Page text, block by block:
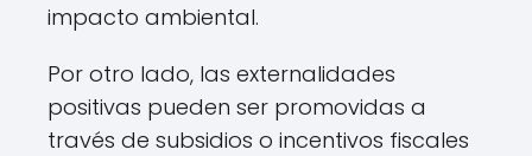
impacto ambiental.
Por otro lado, las externalidades
positivas pueden ser promovidas a
través de subsidios o incentivos fiscales